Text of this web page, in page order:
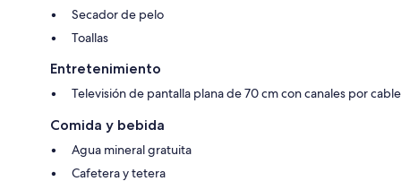
Secador de pelo
Toallas
Entretenimiento
Televisión de pantalla plana de 70 cm con canales por cable
Comida y bebida
Agua mineral gratuita
Cafetera y tetera